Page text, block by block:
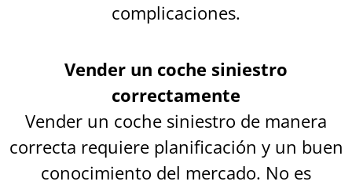
complicaciones.
Vender un coche siniestro
correctamente
Vender un coche siniestro de manera
correcta requiere planificación y un buen
conocimiento del mercado. No es